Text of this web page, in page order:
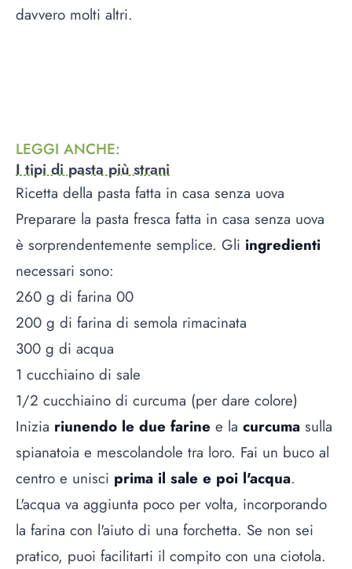
davvero molti altri.
LEGGI ANCHE:
I tipi di pasta più strani
Ricetta della pasta fatta in casa senza uova
Preparare la pasta fresca fatta in casa senza uova
è sorprendentemente semplice. Gli ingredienti
necessari sono:
260 g di farina 00
200 g di farina di semola rimacinata
300 g di acqua
1 cucchiaino di sale
1/2 cucchiaino di curcuma (per dare colore)
Inizia riunendo le due farine e la curcuma sulla
spianatoia e mescolandole tra loro. Fai un buco al
centro e unisci prima il sale e poi l'acqua.
L'acqua va aggiunta poco per volta, incorporando
la farina con l'aiuto di una forchetta. Se non sei
pratico, puoi facilitarti il compito con una ciotola.